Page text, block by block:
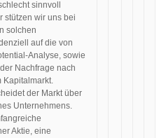
sinnvoll
stützen wir uns bei
solchen
auf die von
Analyse, sowie
Nachfrage nach
Kapitalmarkt.
der Markt über
Unternehmens.
Aktie, eine